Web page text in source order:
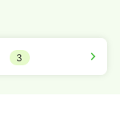
3